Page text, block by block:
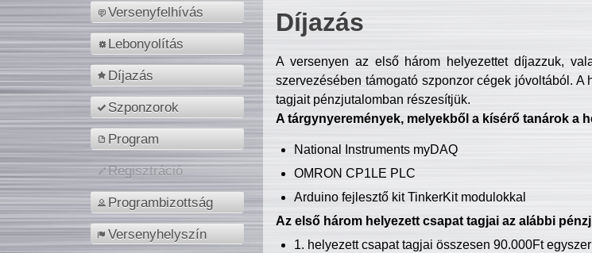
Versenyfelhívás
Lebonyolítás
Díjazás
Szponzorok
Program
Regisztráció
Programbizottság
Versenyhelyszín
Díjazás
A versenyen az első három helyezettet díjazzuk,
szervezésében támogató szponzor cégek jóvoltából.
tagjait pénzjutalomban részesítjük.
A tárgynyeremények, melyekből a kísérő tanárok a
National Instruments myDAQ
OMRON CP1LE PLC
Arduino fejlesztő kit TinkerKit modulokkal
Az első három helyezett csapat tagjai az alábbi
1. helyezett csapat tagjai összesen 90.000Ft